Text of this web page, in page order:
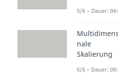
5/6 – Dauer:
nale
Skalierung
6/6 – Dauer: